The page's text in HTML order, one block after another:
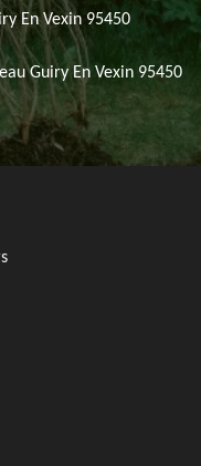
En Vexin 95450
Guiry En Vexin 95450